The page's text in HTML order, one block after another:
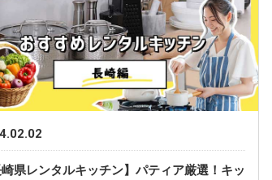
崎県レンタルキッチン】パティア厳選！キッ